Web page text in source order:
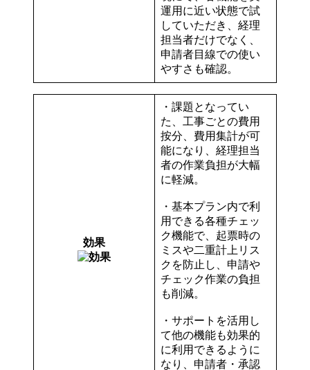
運用に近い状態で試
していただき、経理
担当者だけでなく、
申請者目線での使い
やすさも確認。
効果
・課題となってい
た、工事ごとの費用
按分、費用集計が可
能になり、経理担当
者の作業負担が大幅
に軽減。
・基本プラン内で利
用できる各種チェッ
ク機能で、起票時の
ミスや二重計上リス
クを防止し、申請や
チェック作業の負担
も削減。
・サポートを活用し
て他の機能も効果的
に利用できるように
なり、申請者・承認